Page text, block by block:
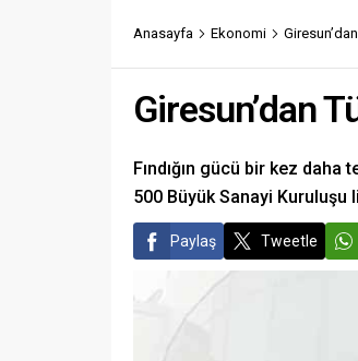
Anasayfa Ekonomi
Giresun’dan
Fındığın gücü bir kez daha
500 Büyük Sanayi Kuruluşu
Paylaş Tweetle